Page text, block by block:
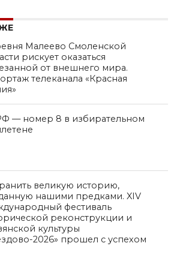
Малеево Смоленской
рискует оказаться
от внешнего мира.
телеканала «Красная
— номер 8 в избирательном
великую историю,
нашими предками. XIV
фестиваль
реконструкции и
культуры
2026» прошел с успехом